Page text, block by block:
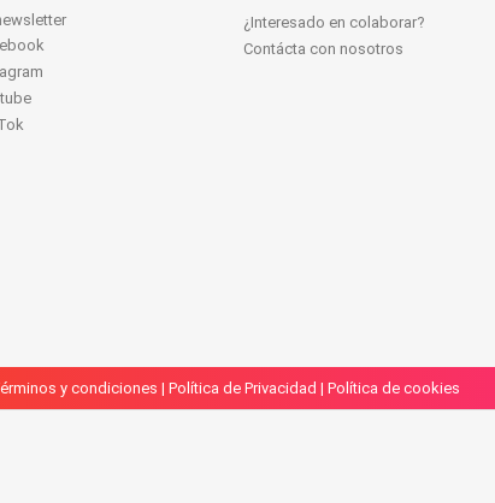
¿Interesado en colaborar?
Contácta con nosotros
y condiciones | Política de Privacidad | Política de cookies